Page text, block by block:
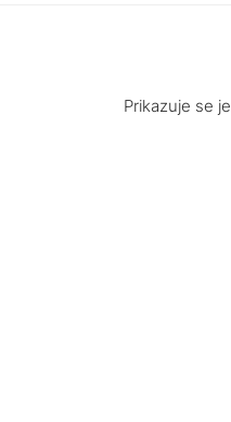
Prikazuje se